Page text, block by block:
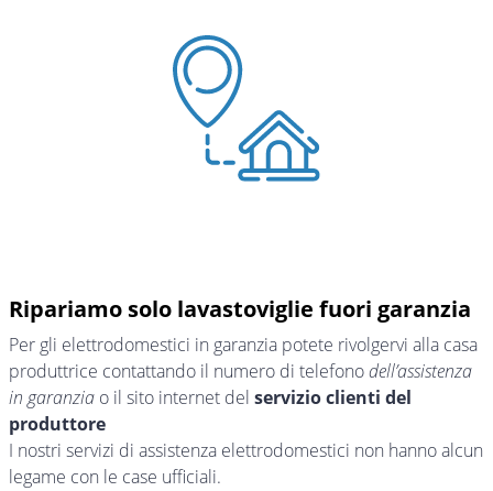
Ripariamo solo lavastoviglie fuori garanzia
Per gli elettrodomestici in garanzia potete rivolgervi alla casa
produttrice contattando il numero di telefonodell’assistenza
in garanzia o il sito internet del servizio clienti del
produttore
I nostri servizi di assistenza elettrodomestici non hanno alcun
legame con le case ufficiali.